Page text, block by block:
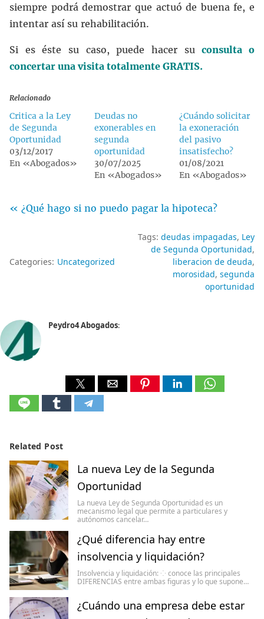
siempre podrá demostrar que actuó de buena fe, e
intentar así su rehabilitación.
Si es éste su caso, puede hacer suconsulta o
concertar una visita totalmente GRATIS.
Relacionado
Critica a la Ley
de Segunda
Oportunidad
03/12/2017
En «Abogados»
Deudas no
exonerables en
segunda
oportunidad
30/07/2025
En «Abogados»
¿Cuándo solicitar
la exoneración
del pasivo
insatisfecho?
01/08/2021
En «Abogados»
« ¿Qué hago si no puedo pagar la hipoteca?
Categories: Uncategorized
Tags: deudas impagadas Ley
de Segunda Oportunidad
liberacion de deuda
morosidad segunda
oportunidad
Peydro4 Abogados:
Related Post
La nueva Ley de la Segunda
Oportunidad
La nueva Ley de Segunda Oportunidad es un
mecanismo legal que permite a particulares y
autónomos cancelar…
¿Qué diferencia hay entre
insolvencia y liquidación?
Insolvencia y liquidación: ⁘ conoce las principales
DIFERENCIAS entre ambas figuras y lo que supone…
¿Cuándo una empresa debe estar